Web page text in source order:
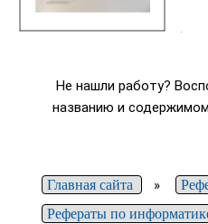
Не нашли работу?
названию и
Главная сайта »
Рефераты по